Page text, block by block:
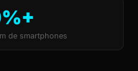
de smartphones